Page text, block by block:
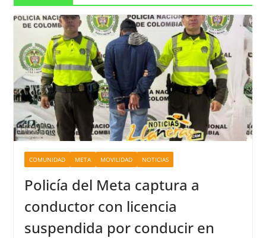
COMUNIDAD META MOVILIDAD NOTICIAS
Policía del Meta captura a
conductor con licencia
suspendida por conducir en